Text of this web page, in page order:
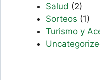
Salud (2)
Sorteos (1)
Turismo y